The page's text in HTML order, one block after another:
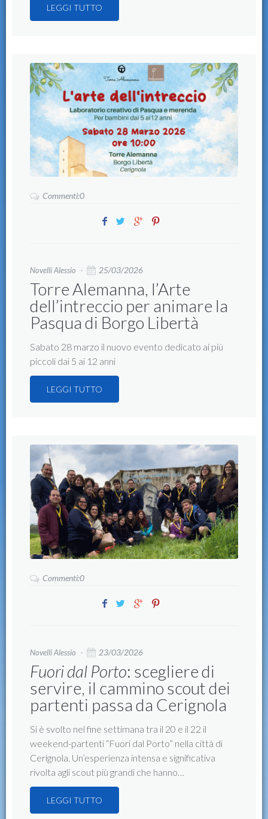
LEGGI TUTTO
Commenti:0
Novelli Alessio 25/03/2026
Torre Alemanna, l’Arte
dell’intreccio per animare la
Pasqua di Borgo Libertà
Sabato 28 marzo il nuovo evento dedicato ai più
piccoli dai 5 ai 12 anni
LEGGI TUTTO
Commenti:0
Novelli Alessio 23/03/2026
Fuori dal Porto: scegliere di
servire, il cammino scout dei
partenti passa da Cerignola
Si è svolto nel fine settimana tra il 20 e il 22 il
weekend-partenti “Fuori dal Porto” nella città di
Cerignola. Un’esperienza intensa e significativa
rivolta agli scout più grandi che hanno…
LEGGI TUTTO